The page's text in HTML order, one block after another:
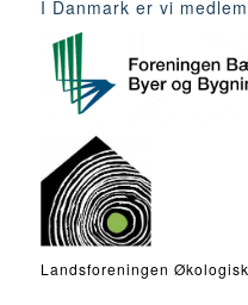
I Danmark er vi
Landsforeningen